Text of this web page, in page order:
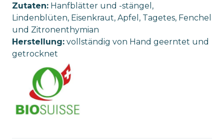
Zutaten: Hanfblätter und -stängel,
Lindenblüten, Eisenkraut, Apfel, Tagetes, Fenchel
und Zitronenthymian
Herstellung: vollständig von Hand geerntet und
getrocknet